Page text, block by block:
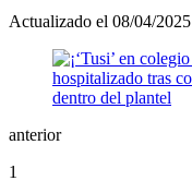
Actualizado el 08/04/2025
anterior
1